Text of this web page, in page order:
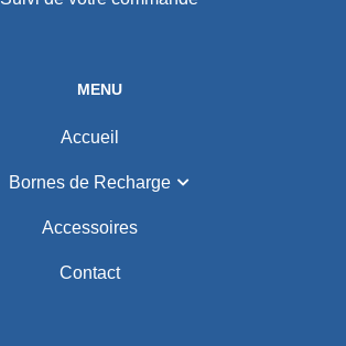
MENU
Accueil
Bornes de Recharge
Accessoires
Contact